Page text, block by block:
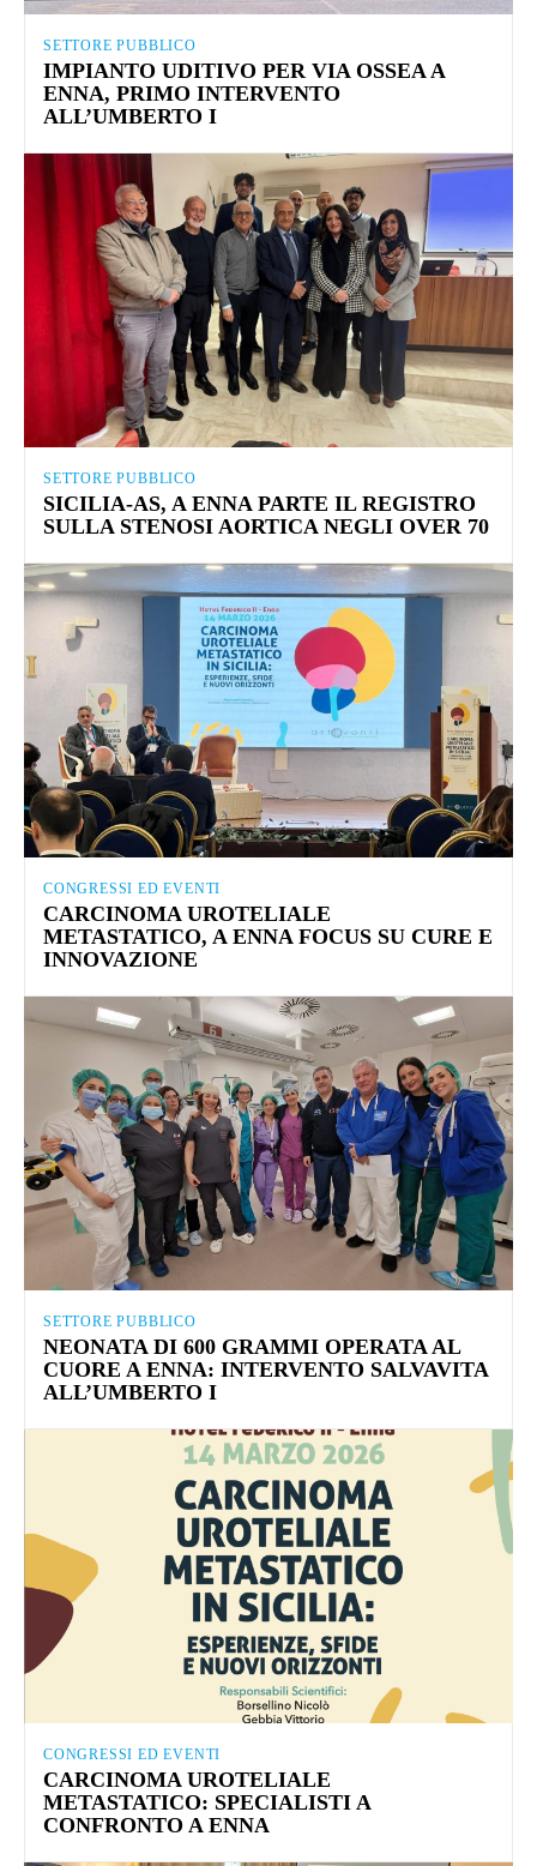
SETTORE PUBBLICO
IMPIANTO UDITIVO PER VIA OSSEA A
ENNA, PRIMO INTERVENTO
ALL’UMBERTO I
SETTORE PUBBLICO
SICILIA-AS, A ENNA PARTE IL REGISTRO
SULLA STENOSI AORTICA NEGLI OVER 70
CONGRESSI ED EVENTI
CARCINOMA UROTELIALE
METASTATICO, A ENNA FOCUS SU CURE E
INNOVAZIONE
SETTORE PUBBLICO
NEONATA DI 600 GRAMMI OPERATA AL
CUORE A ENNA: INTERVENTO SALVAVITA
ALL’UMBERTO I
CONGRESSI ED EVENTI
CARCINOMA UROTELIALE
METASTATICO: SPECIALISTI A
CONFRONTO A ENNA